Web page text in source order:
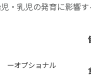
・乳児の発育に影響
ーオプショナル